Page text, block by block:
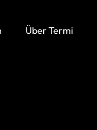
Über Termi